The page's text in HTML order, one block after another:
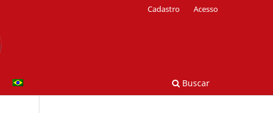
Buscar
Cadastro Acesso